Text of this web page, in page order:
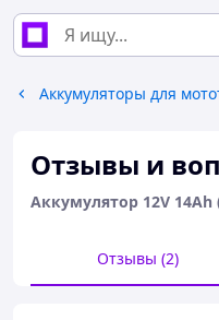
Аккумуляторы для
Отзывы и
Аккумулятор 12V
Отзывы (2)